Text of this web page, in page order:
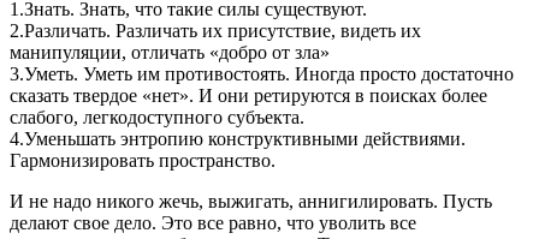
1.Знать. Знать, что такие силы существуют.
2.Различать. Различать их присутствие, видеть их
манипуляции, отличать «добро от зла»
3.Уметь. Уметь им противостоять. Иногда просто достаточно
сказать твердое «нет». И они ретируются в поисках более
слабого, легкодоступного субъекта.
4.Уменьшать энтропию конструктивными действиями.
Гармонизировать пространство.
И не надо никого жечь, выжигать, аннигилировать. Пусть
делают свое дело. Это все равно, что уволить все